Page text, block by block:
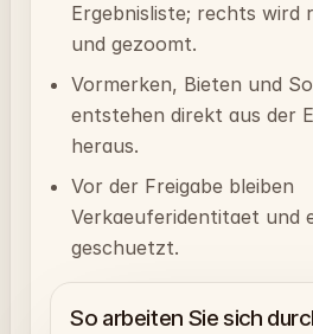
Ergebnisliste; rechts wird
und gezoomt.
Vormerken, Bieten und
entstehen direkt aus der
heraus.
Vor der Freigabe bleiben
Verkaeuferidentitaet und
geschuetzt.
So arbeiten Sie sich